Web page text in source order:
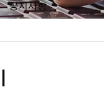
공지사항